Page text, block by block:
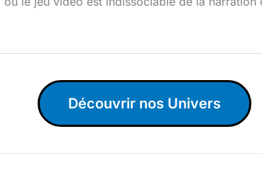
Découvrir nos Univers